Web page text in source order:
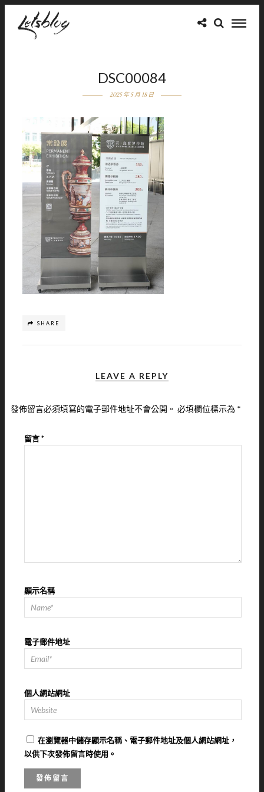
DSC00084
2025 年 5 月 18 日
SHARE
LEAVE A REPLY
發佈留言必須填寫的電子郵件地址不會公開。 必填欄位標示為 *
留言*
顯示名稱
電子郵件地址
個人網站網址
在瀏覽器中儲存顯示名稱、電子郵件地址及個人網站網址，
以供下次發佈留言時使用。